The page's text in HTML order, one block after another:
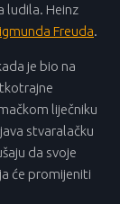
ludila. Heinz
Freuda.
je bio na
liječniku
stvaralačku
da svoje
će promijeniti